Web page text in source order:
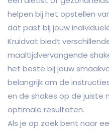
helpen bij het opstellen
dat past bij jouw
Kruidvat biedt
maaltijdvervangende
het beste bij jouw
belangrijk om de
en de shakes op de juiste
optimale resultaten.
Als je op zoek bent naar